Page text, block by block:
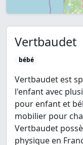
Vertbaudet
bébé
Vertbaudet est
l'enfant avec
pour enfant et
mobilier pour
Vertbaudet
physique en